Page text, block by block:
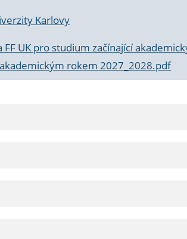
Karlovy
UK pro studium začínající
rokem 2027_2028.pdf